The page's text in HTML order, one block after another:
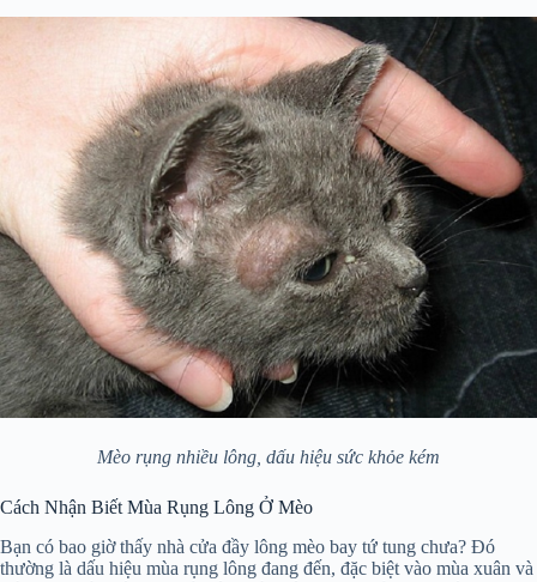
Mèo rụng nhiều lông, dấu hiệu sức khỏe kém
Cách Nhận Biết Mùa Rụng Lông Ở Mèo
Bạn có bao giờ thấy nhà cửa đầy lông mèo bay tứ tung chưa? Đó
thường là dấu hiệu mùa rụng lông đang đến, đặc biệt vào mùa xuân và